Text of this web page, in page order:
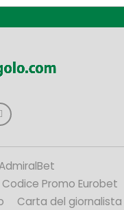
Codice Promo Eurobet
Carta del giornalista